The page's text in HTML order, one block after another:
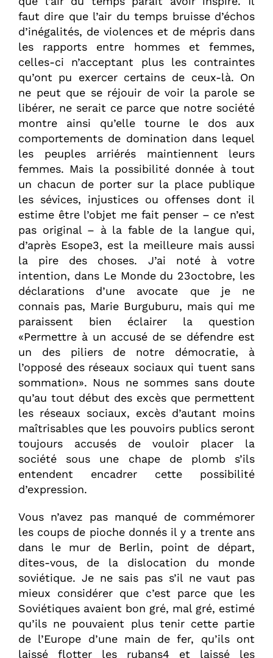
faut dire que l’air du temps bruisse d’échos
d’inégalités, de violences et de mépris dans
les rapports entre hommes et femmes,
celles-ci n’acceptant plus les contraintes
qu’ont pu exercer certains de ceux-là. On
ne peut que se réjouir de voir la parole se
libérer, ne serait ce parce que notre société
montre ainsi qu’elle tourne le dos aux
comportements de domination dans lequel
les peuples arriérés maintiennent leurs
femmes. Mais la possibilité donnée à tout
un chacun de porter sur la place publique
les sévices, injustices ou offenses dont il
estime être l’objet me fait penser – ce n’est
pas original – à la fable de la langue qui,
d’après Esope3, est la meilleure mais aussi
la pire des choses. J’ai noté à votre
intention, dans Le Monde du 23octobre, les
déclarations d’une avocate que je ne
connais pas, Marie Burguburu, mais qui me
paraissent bien éclairer la question
«Permettre à un accusé de se défendre est
un des piliers de notre démocratie, à
l’opposé des réseaux sociaux qui tuent sans
sommation». Nous ne sommes sans doute
qu’au tout début des excès que permettent
les réseaux sociaux, excès d’autant moins
maîtrisables que les pouvoirs publics seront
toujours accusés de vouloir placer la
société sous une chape de plomb s’ils
entendent encadrer cette possibilité
d’expression.
Vous n’avez pas manqué de commémorer
les coups de pioche donnés il y a trente ans
dans le mur de Berlin, point de départ,
dites-vous, de la dislocation du monde
soviétique. Je ne sais pas s’il ne vaut pas
mieux considérer que c’est parce que les
Soviétiques avaient bon gré, mal gré, estimé
qu’ils ne pouvaient plus tenir cette partie
de l’Europe d’une main de fer, qu’ils ont
laissé flotter les rubans4 et laissé les